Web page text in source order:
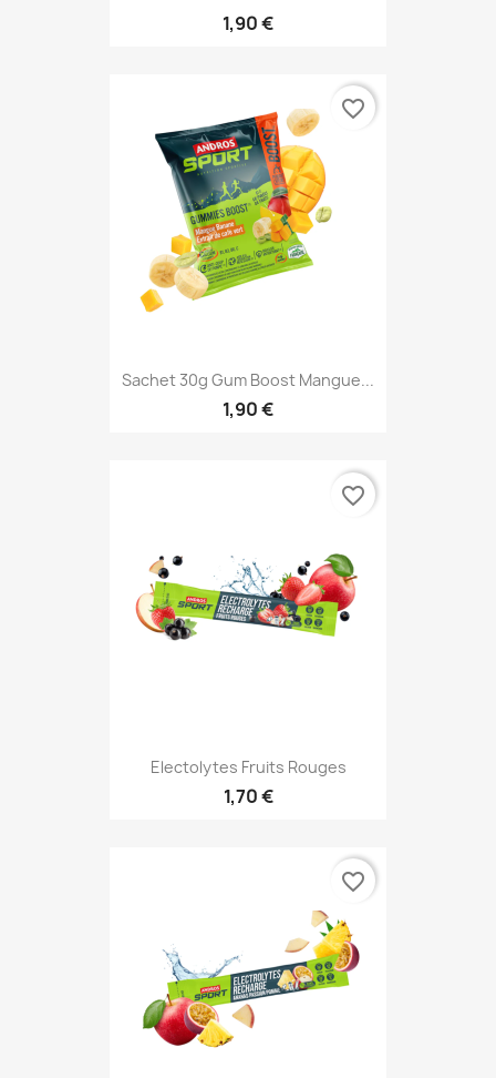
1,90 €
Sachet 30g Gum Boost Mangue...
1,90 €
favorite_border
Electolytes Fruits Rouges
1,70 €
favorite_border
favorite_border